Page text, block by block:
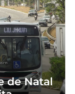
de Natal